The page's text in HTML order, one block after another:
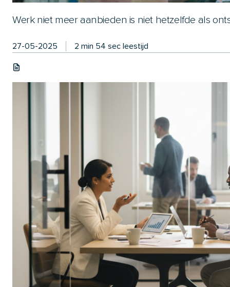
Werk niet meer aanbieden is niet hetzelfde als
27-05-2025 2 min 54 sec leestijd